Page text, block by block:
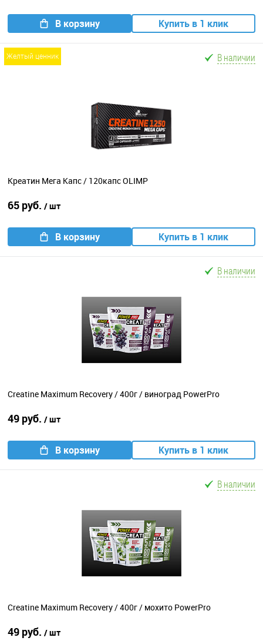
В корзину Купить в 1 клик
желтый ценник В наличии
Креатин Мега Капс / 120капс OLIMP
65 руб. / шт
В корзину Купить в 1 клик
В наличии
Creatine Maximum Recovery / 400г / виноград PowerPro
49 руб. / шт
В корзину Купить в 1 клик
В наличии
Creatine Maximum Recovery / 400г / мохито PowerPro
49 руб. / шт